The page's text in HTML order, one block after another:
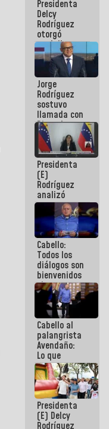
Presidenta
Delcy
Rodríguez
otorgó
medalla
"Héroe de
Venezuela"
a servidores
públicos
Jorge
Rodríguez
sostuvo
llamada con
Dinorah
Figuera y
acuerdan
primer
encuentro
presencial
para el
diálogo
Presidenta
(E)
Rodríguez
analizó
junto a
gobernadores
planes de
recuperación
del Sistema
Eléctrico
Nacional
Cabello:
Todos los
diálogos son
bienvenidos
siempre que
estén en el
marco de la
Constitución
de la
República
Cabello al
palangrista
Avendaño:
Lo que
vayas a
escribir
hazlo hoy
por que no
sabemos si
la semana
Presidenta
(E) Delcy
Rodríguez